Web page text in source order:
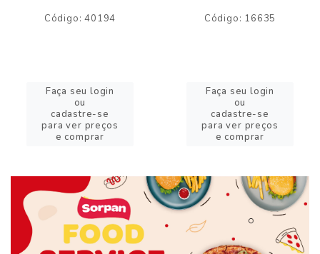
Código: 40194
Faça seu login
ou
cadastre-se
para ver preços
e comprar
Código: 16635
Faça seu login
ou
cadastre-se
para ver preços
e comprar